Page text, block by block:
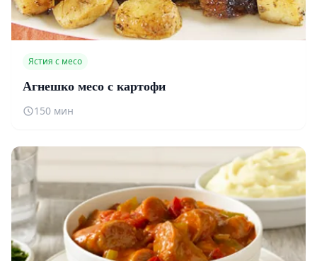
Ястия с месо
Агнешко месо с картофи
150 мин